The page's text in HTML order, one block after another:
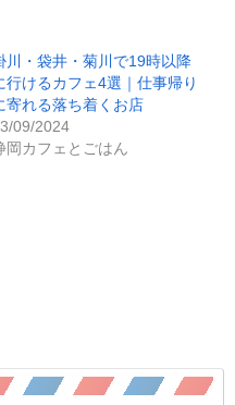
川・袋井・菊川で19時以降
行けるカフェ4選｜仕事帰り
寄れる落ち着くお店
09/2024
岡カフェとごはん